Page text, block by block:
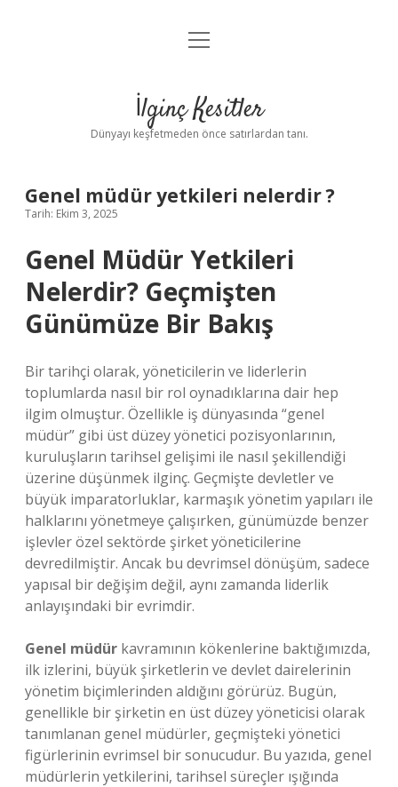
Anasayfa
Yasal Uyarı
menüyü
İlginç Kesitler
Dünyayı keşfetmeden önce satırlardan tanı.
Genel müdür yetkileri nelerdir ?
Tarih: Ekim 3, 2025
Genel Müdür Yetkileri
Nelerdir? Geçmişten
Günümüze Bir Bakış
Bir tarihçi olarak, yöneticilerin ve liderlerin
toplumlarda nasıl bir rol oynadıklarına dair hep
ilgim olmuştur. Özellikle iş dünyasında “genel
müdür” gibi üst düzey yönetici pozisyonlarının,
kuruluşların tarihsel gelişimi ile nasıl şekillendiği
üzerine düşünmek ilginç. Geçmişte devletler ve
büyük imparatorluklar, karmaşık yönetim yapıları ile
halklarını yönetmeye çalışırken, günümüzde benzer
işlevler özel sektörde şirket yöneticilerine
devredilmiştir. Ancak bu devrimsel dönüşüm, sadece
yapısal bir değişim değil, aynı zamanda liderlik
anlayışındaki bir evrimdir.
Genel müdür kavramının kökenlerine baktığımızda,
ilk izlerini, büyük şirketlerin ve devlet dairelerinin
yönetim biçimlerinden aldığını görürüz. Bugün,
genellikle bir şirketin en üst düzey yöneticisi olarak
tanımlanan genel müdürler, geçmişteki yönetici
figürlerinin evrimsel bir sonucudur. Bu yazıda, genel
müdürlerin yetkilerini, tarihsel süreçler ışığında